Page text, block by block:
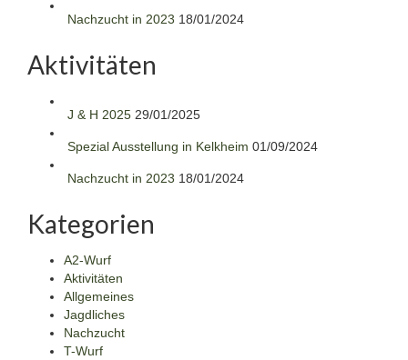
Nachzucht in 2023 18/01/2024
Aktivitäten
J & H 2025 29/01/2025
Spezial Ausstellung in Kelkheim 01/09/2024
Nachzucht in 2023 18/01/2024
Kategorien
A2-Wurf
Aktivitäten
Allgemeines
Jagdliches
Nachzucht
T-Wurf